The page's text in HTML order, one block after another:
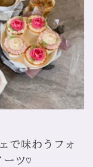
で味わうフォ
ーツ♡